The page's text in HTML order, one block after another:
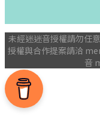
未經迷迷音授權請勿任
授權與合作提案請洽
音